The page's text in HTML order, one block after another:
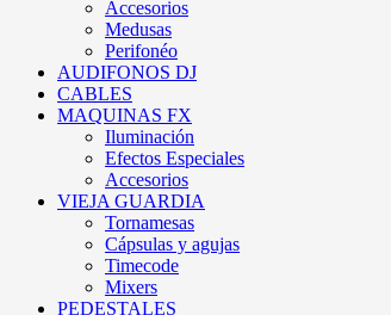
Accesorios
Medusas
Perifonéo
AUDIFONOS DJ
CABLES
MAQUINAS FX
Iluminación
Efectos Especiales
Accesorios
VIEJA GUARDIA
Tornamesas
Cápsulas y agujas
Timecode
Mixers
PEDESTALES